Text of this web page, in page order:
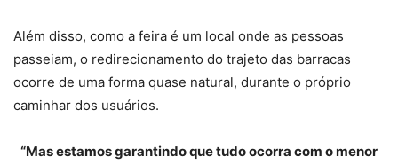
Além disso, como a feira é um local onde as pessoas
passeiam, o redirecionamento do trajeto das barracas
ocorre de uma forma quase natural, durante o próprio
caminhar dos usuários.
“Mas estamos garantindo que tudo ocorra com o menor